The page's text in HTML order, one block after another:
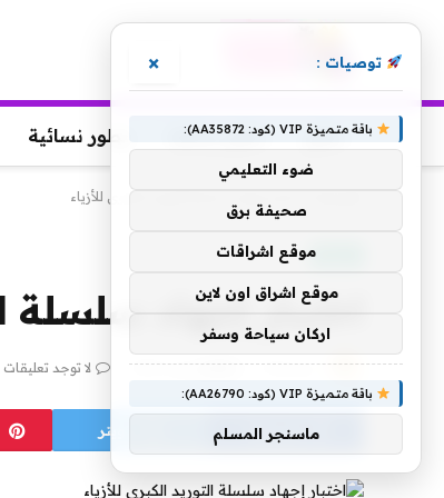
عطور عطور رجالية عطور نسائية
اختبار إجهاد سلسلة التوريد الكبرى للأزياء
اختبار إجهاد سلسلة
بواسطة yaraa 6 يوليو، 2026 لا توجد تعليقات
فيسبوك تويتر
توصيات : ×
باقة متميزة VIP (كود: AA35872):
ضوء التعليمي
صحيفة برق
موقع اشراقات
موقع اشراق اون لاين
اركان سياحة وسفر
باقة متميزة VIP (كود: AA26790):
ماسنجر المسلم